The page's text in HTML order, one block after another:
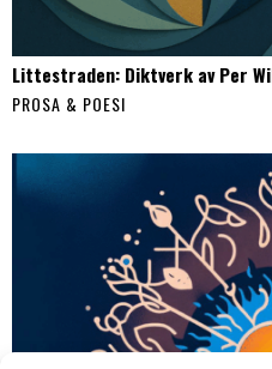
Littestraden: Diktverk av Per
PROSA & POESI